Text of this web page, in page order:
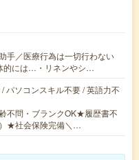
手／医療行為は一切行わない
的には…・リネンやシ…
パソコンスキル不要 / 英語力不
不問・ブランクOK★履歴書不
★社会保険完備＼…